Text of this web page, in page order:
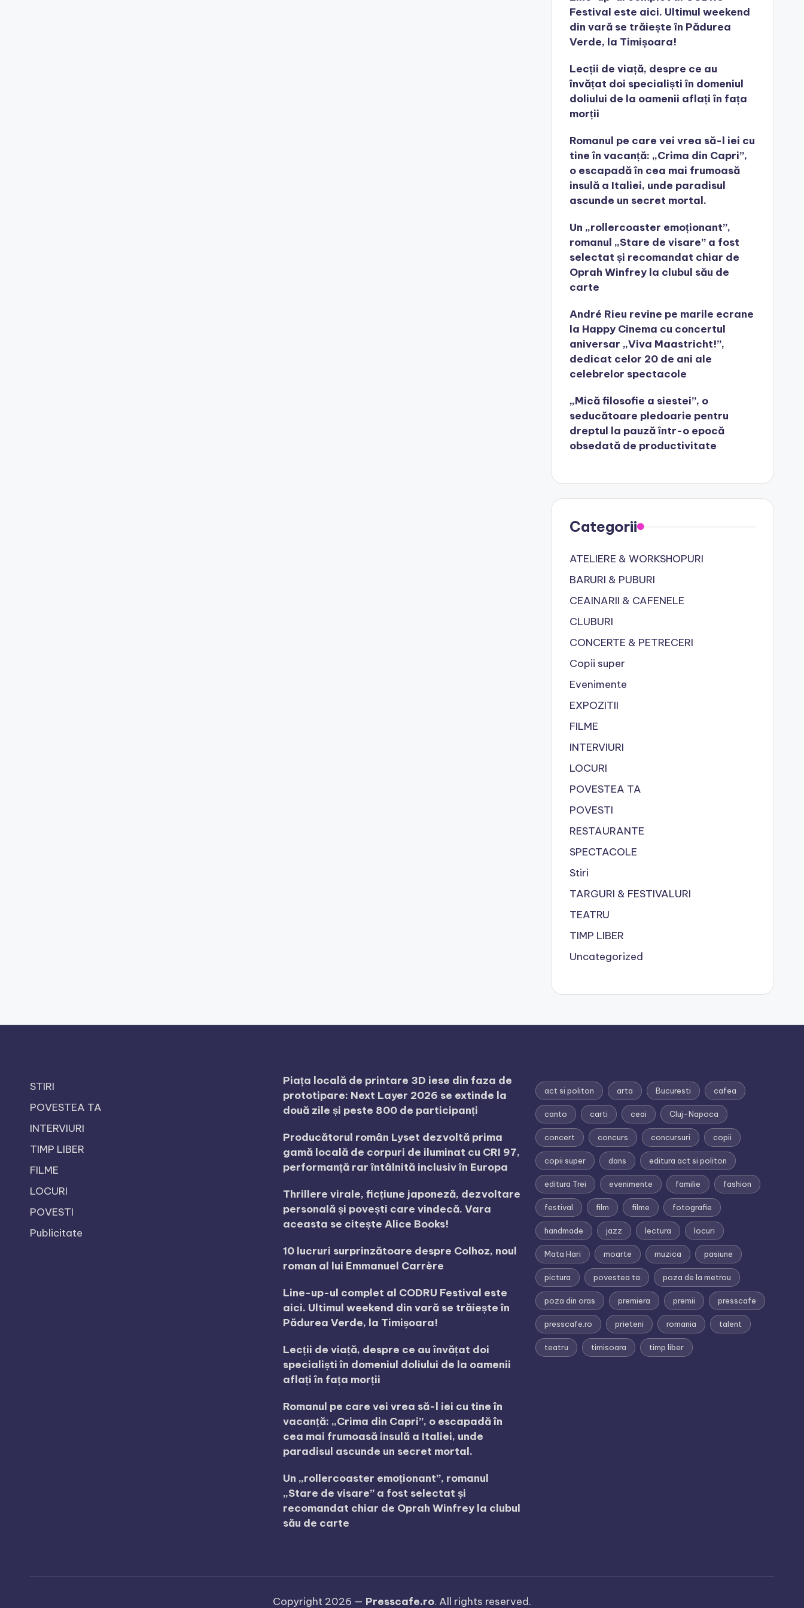
Festival este aici. Ultimul weekend
din vară se trăiește în Pădurea
Verde, la Timișoara!
Lecții de viață, despre ce au
învățat doi specialiști în domeniul
doliului de la oamenii aflați în fața
morții
Romanul pe care vei vrea să-l iei cu
tine în vacanță: „Crima din Capri”,
o escapadă în cea mai frumoasă
insulă a Italiei, unde paradisul
ascunde un secret mortal.
Un „rollercoaster emoționant”,
romanul „Stare de visare” a fost
selectat și recomandat chiar de
Oprah Winfrey la clubul său de
carte
André Rieu revine pe marile ecrane
la Happy Cinema cu concertul
aniversar „Viva Maastricht!”,
dedicat celor 20 de ani ale
celebrelor spectacole
„Mică filosofie a siestei”, o
seducătoare pledoarie pentru
dreptul la pauză într-o epocă
obsedată de productivitate
Categorii
ATELIERE & WORKSHOPURI
BARURI & PUBURI
CEAINARII & CAFENELE
CLUBURI
CONCERTE & PETRECERI
Copii super
Evenimente
EXPOZITII
FILME
INTERVIURI
LOCURI
POVESTEA TA
POVESTI
RESTAURANTE
SPECTACOLE
Stiri
TARGURI & FESTIVALURI
TEATRU
TIMP LIBER
Uncategorized
STIRI
POVESTEA TA
INTERVIURI
TIMP LIBER
FILME
LOCURI
POVESTI
Publicitate
Piața locală de printare 3D iese din faza de
prototipare: Next Layer 2026 se extinde la
două zile și peste 800 de participanți
Producătorul român Lyset dezvoltă prima
gamă locală de corpuri de iluminat cu CRI 97,
performanță rar întâlnită inclusiv în Europa
Thrillere virale, ficțiune japoneză, dezvoltare
personală și povești care vindecă. Vara
aceasta se citește Alice Books!
10 lucruri surprinzătoare despre Colhoz, noul
roman al lui Emmanuel Carrère
Line-up-ul complet al CODRU Festival este
aici. Ultimul weekend din vară se trăiește în
Pădurea Verde, la Timișoara!
Lecții de viață, despre ce au învățat doi
specialiști în domeniul doliului de la oamenii
aflați în fața morții
Romanul pe care vei vrea să-l iei cu tine în
vacanță: „Crima din Capri”, o escapadă în
cea mai frumoasă insulă a Italiei, unde
paradisul ascunde un secret mortal.
Un „rollercoaster emoționant”, romanul
„Stare de visare” a fost selectat și
recomandat chiar de Oprah Winfrey la clubul
său de carte
act si politon arta Bucuresti cafea
canto carti ceai Cluj-Napoca
concert concurs concursuri copii
copii super dans editura act si politon
editura Trei evenimente familie fashion
festival film filme fotografie
handmade jazz lectura locuri
Mata Hari moarte muzica pasiune
pictura povestea ta poza de la metrou
poza din oras premiera premii presscafe
presscafe.ro prieteni romania talent
teatru timisoara timp liber
Copyright 2026 — Presscafe.ro. All rights reserved.